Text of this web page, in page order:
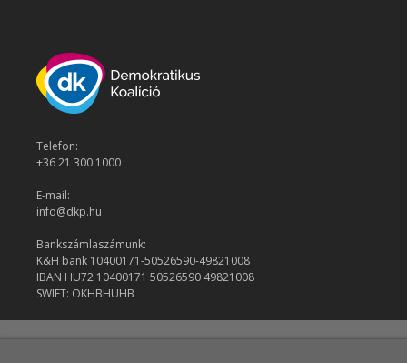
Telefon:
+36 21 300 1000
E-mail:
info@dkp.hu
Bankszámlaszámunk:
K&H bank 10400171-50526590-49821008
IBAN HU72 10400171 50526590 49821008
SWIFT: OKHBHUHB